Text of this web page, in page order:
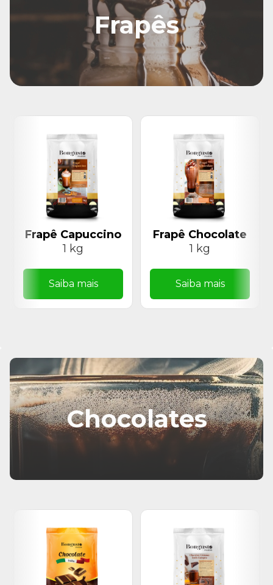
Frapês
Frapê Capuccino
1 kg
Saiba mais
Frapê Chocolate
1 kg
Saiba mais
Chocolates